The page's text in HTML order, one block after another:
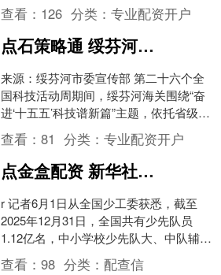
鼎记》中，天地会总舵主陈近南这一人
物深入人心的设定，没....
查看： 126 分类：专业配资开户
点石策略通 绥芬河海关开展全国科技活动周主题科普实践活动
来源：绥芬河市委宣传部 第二十六个全
国科技活动周期间，绥芬河海关围绕“奋
进‘十五五’科技谱新篇”主题，依托省级科
普教育基地绥芬河海关综合技术中心生
物标本馆与市科....
查看：81 分类：专业配资开户
点金盒配资 新华社权威快报丨全国共有少先队员1.12亿名
r 记者6月1日从全国少工委获悉，截至
2025年12月31日，全国共有少先队员
1.12亿名，中小学校少先队大、中队辅导
员298.9万名。中小学校少工委17.2万....
查看：98 分类：配查信